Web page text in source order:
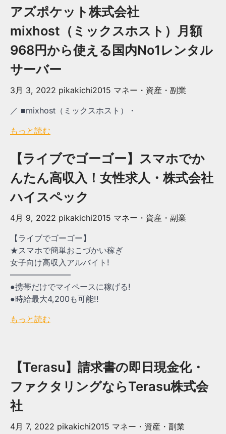
アズポケット株式会社
mixhost（ミックスホスト）月額
968円から使える国内No1レンタル
サーバー
3月 3, 2022 pikakichi2015 マネー・資産・副業
／ ■mixhost（ミックスホスト）・
もっと読む
【ライブでゴーゴー】スマホでか
んたん高収入！女性求人・株式会社
ハイスペック
4月 9, 2022 pikakichi2015 マネー・資産・副業
【ライブでゴーゴー】
★スマホで簡単おこづかい稼ぎ
女子向け高収入アルバイト!
———————–
●携帯だけでマイペースに稼げる!
●時給最大4,200も可能!!
もっと読む
【Terasu】請求書の即日現金化・
ファクタリングならTerasu株式会
社
4月 7, 2022 pikakichi2015 マネー・資産・副業